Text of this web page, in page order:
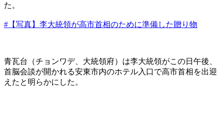
た。
#【写真】李大統領が高市首相のために準備した贈り物
青瓦台（チョンワデ、大統領府）は李大統領がこの日午後、
首脳会談が開かれる安東市内のホテル入口で高市首相を出迎
えたと明らかにした。